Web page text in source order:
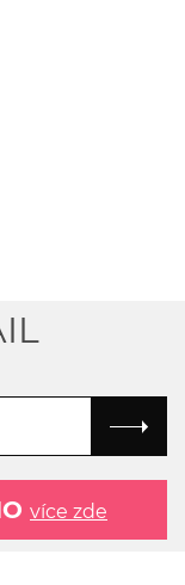
více zde